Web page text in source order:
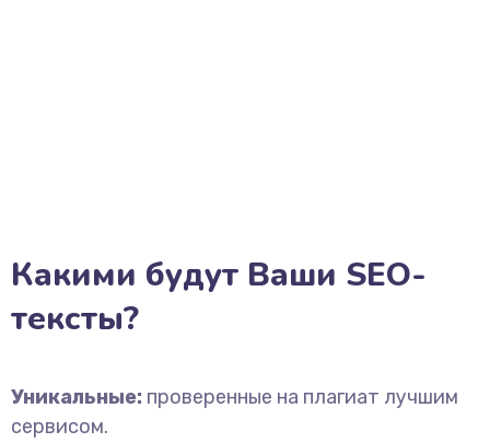
Какими будут Ваши SEO-
тексты?
Уникальные: проверенные на плагиат лучшим
сервисом.